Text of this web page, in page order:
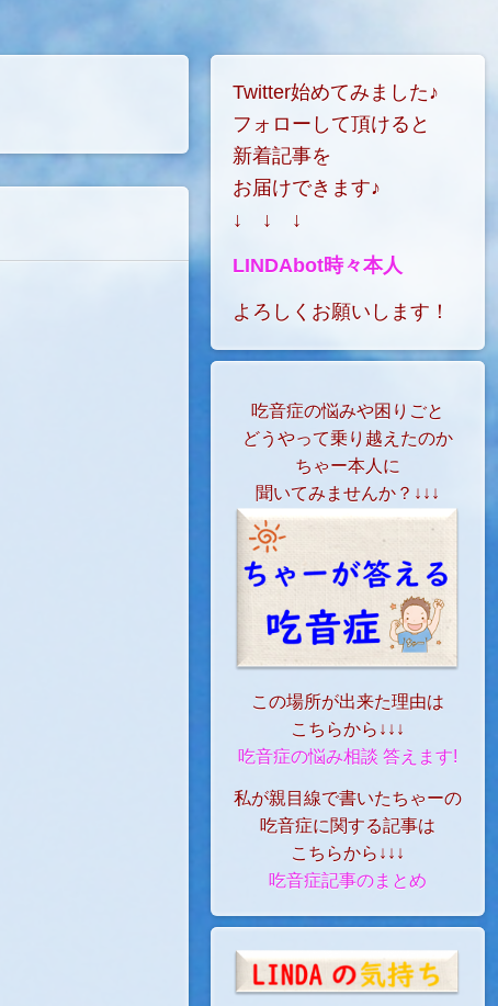
Twitter始めてみました♪
フォローして頂けると
新着記事を
お届けできます♪
↓ ↓ ↓
LINDAbot時々本人
よろしくお願いします！
吃音症の悩みや困りごと
どうやって乗り越えたのか
ちゃー本人に
聞いてみませんか？↓↓↓
この場所が出来た理由は
こちらから↓↓↓
吃音症の悩み相談 答えます!
私が親目線で書いたちゃーの
吃音症に関する記事は
こちらから↓↓↓
吃音症記事のまとめ